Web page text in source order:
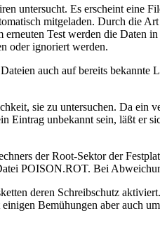
untersucht. Es erscheint eine
mitgeladen. Durch die
Test werden die
oder ignoriert werden.
auch auf bereits
sie zu untersuchen. Da
Eintrag unbekannt sein, läßt
der Root-Sektor der
POISON.ROT. Bei
deren Schreibschutz
Bemühungen aber auch